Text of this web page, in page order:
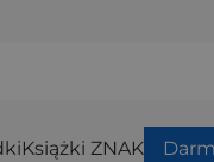
Książki ZNAK